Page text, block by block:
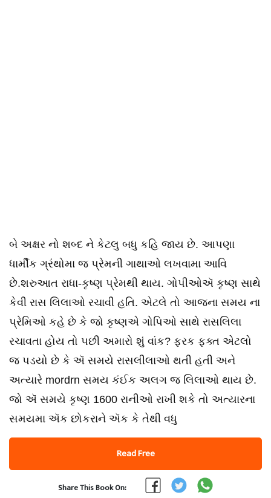
બે અક્ષર નો શબ્દ ને કેટલુ બધુ કહિ જાય છે. આપણા
ધાર્મીક ગ્રંથોમા જ પ્રેમની ગાથાઓ લખવામા આવિ
છે.શરુઆત રાધા-કૃષ્ણ પ્રેમથી થાય. ગોપીઓઍ કૃષ્ણ સાથે
કેવી રાસ લિલાઓ રચાવી હતિ. એટલે તો આજના સમય ના
પ્રેમિઓ કહે છે કે જો કૃષ્ણએ ગોપિઓ સાથે રાસલિલા
રચાવતા હોય તો પછી અમારો શું વાંક? ફરક ફક્ત એટલો
જ પડયો છે કે ઍ સમયે રાસલીલાઓ થતી હતી અને
અત્યારે mordrn સમય કંઈક અલગ જ લિલાઓ થાય છે.
જો ઍ સમયે કૃષ્ણ 1600 રાનીઓ રાખી શકે તો અત્યારના
સમયમા ઍક છોકરાને ઍક કે તેથી વધુ
Read Free
Share This Book On: